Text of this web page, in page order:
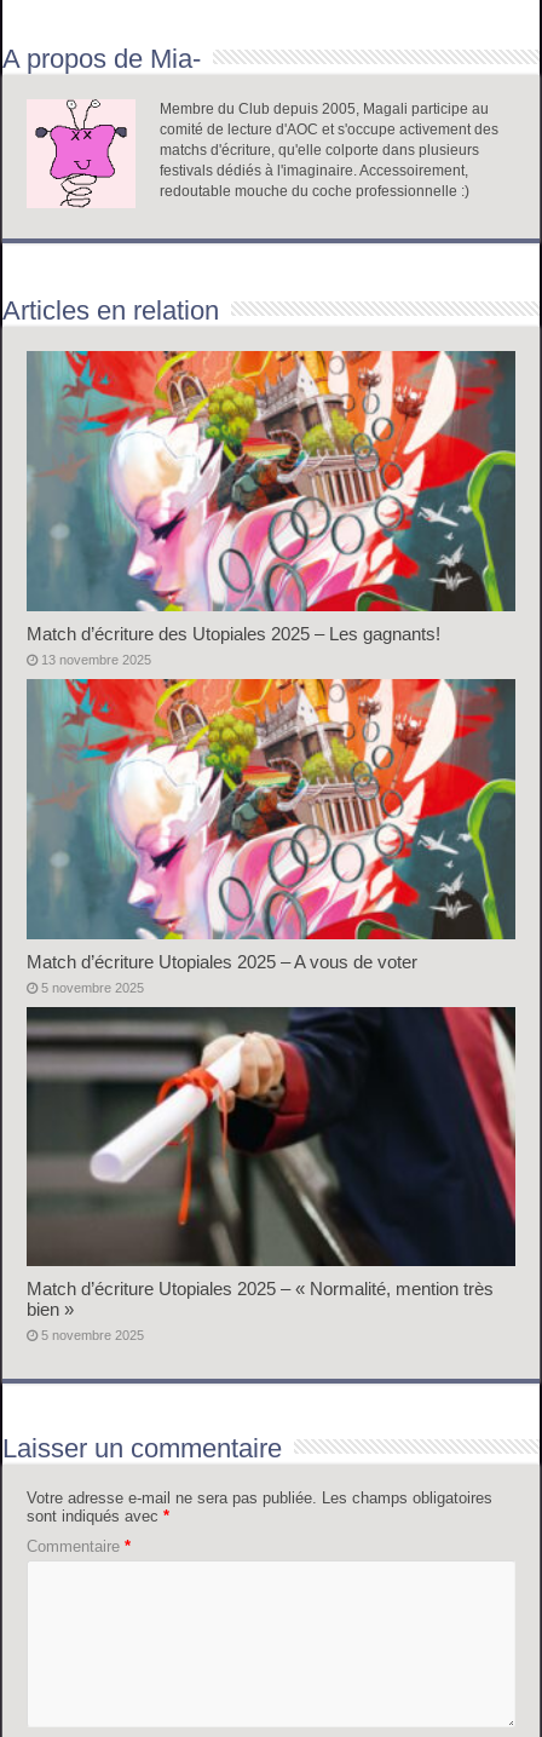
A propos de Mia-
Membre du Club depuis 2005, Magali participe au
comité de lecture d'AOC et s'occupe activement des
matchs d'écriture, qu'elle colporte dans plusieurs
festivals dédiés à l'imaginaire. Accessoirement,
redoutable mouche du coche professionnelle :)
Articles en relation
Match d’écriture des Utopiales 2025 – Les gagnants!
13 novembre 2025
Match d’écriture Utopiales 2025 – A vous de voter
5 novembre 2025
Match d’écriture Utopiales 2025 – « Normalité, mention très
bien »
5 novembre 2025
Laisser un commentaire
Votre adresse e-mail ne sera pas publiée. Les champs obligatoires
sont indiqués avec*
Commentaire*